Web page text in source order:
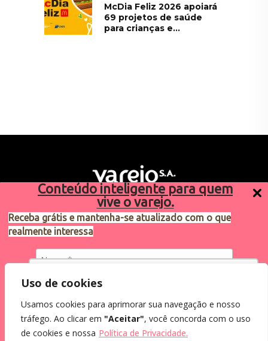
Conteúdo inteligente para quem
vive o varejo.
Receba grátis e mantenha-se atualizado com o que
realmente interessa
Eu concordo em receber comunicações.
Ao informar meus dados, eu concordo com a
Utilizamos cookies para oferecer melhor
como você interage em nosso site e
personalizar conteúdo.
Uso de cookies
Usamos cookies para aprimorar sua navegação e nosso
tráfego. Ao clicar em "Aceitar", você concorda com o uso
de cookies e nossa Política de Privacidade.
McDia Feliz 2026 apoiará
69 projetos de saúde
para crianças e...
Sugestões de pauta
varejosa@cndl.org.br
2024®. Todos os direitos reservados.